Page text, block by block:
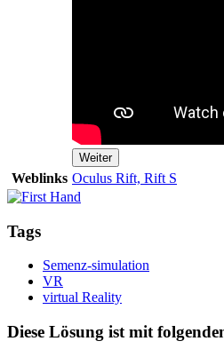
Weiter
Weblinks Oculus Rift, Rift S
Tags
Semenz-simulation
VR
virtual Reality
Diese Lösung ist mit